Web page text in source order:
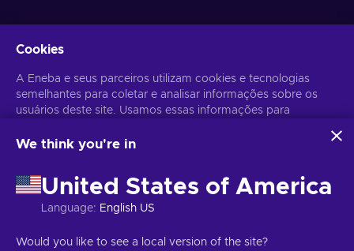
Receba ofertas personalizadas de jogos
Inscrever-se
Você pode cancelar sua inscrição a qualquer momento. Acesse
Copyright © 2026 Eneba. Todos os direitos reservados.
Cookies
A Eneba e seus parceiros utilizam cookies e tecnologias
semelhantes para coletar e analisar informações sobre os
usuários deste site. Usamos essas informações para
Seus dados pessoais também podem ser usados para a
Ao clicar em "Aceitar todos", você concorda com o uso
dessas tecnologias pela Eneba e seus parceiros. Você pode
ajustar seu consentimento clicando em "Personalizar".
dados, consulteSegurança e Privacidade do Google
We think you're in
United States of America
Language: English US
Would you like to see a local version of the site?